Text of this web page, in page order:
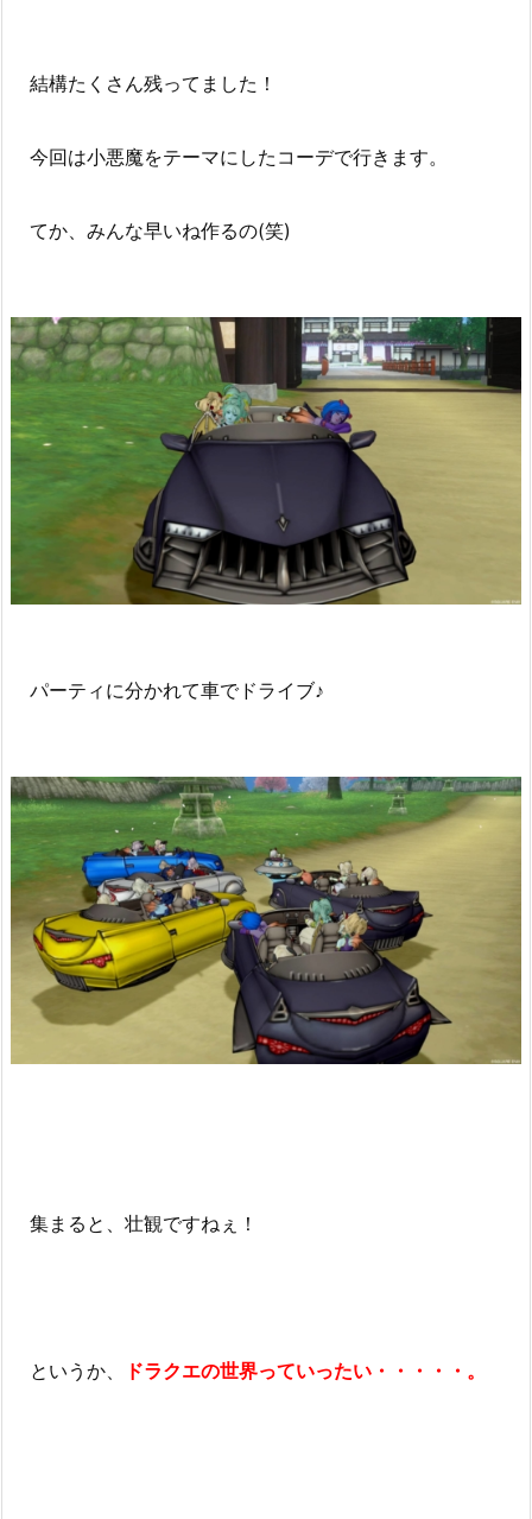
結構たくさん残ってました！
今回は小悪魔をテーマにしたコーデで行きます。
てか、みんな早いね作るの(笑)
パーティに分かれて車でドライブ♪
集まると、壮観ですねぇ！
というか、 ドラクエの世界っていったい・・・・・。